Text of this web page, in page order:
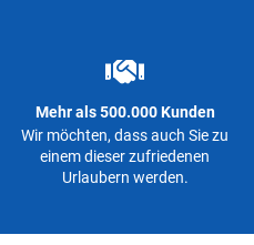
Mehr als 500.000 Kunden
Wir möchten, dass auch Sie zu
einem dieser zufriedenen
Urlaubern werden.